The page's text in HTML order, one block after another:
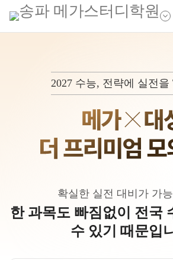
2027 수능, 전략에 실전을
확실한 실전 대비가 가
한 과목도 빠짐없이 전국
수 있기 때문입